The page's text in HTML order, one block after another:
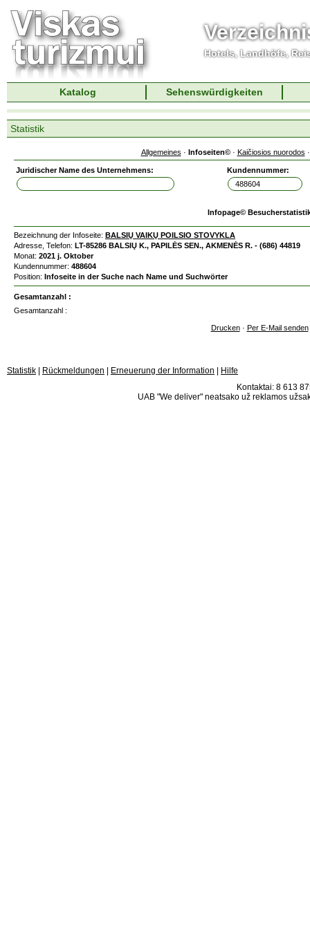
Hotels, Landhöfe,
Katalog Sehenswürdigkeiten
Statistik
Allgemeines · Infoseiten© · Kaičiosios nuorodos
Juridischer Name des Unternehmens: Kundennummer:
Infopage©
Bezeichnung der Infoseite: BALSIŲ VAIKŲ POILSIO STOVYKLA
Adresse, Telefon: LT-85286 BALSIŲ K., PAPILĖS SEN., AKMENĖS R. - (686) 44819
Monat: 2021 j. Oktober
Kundennummer: 488604
Position: Infoseite in der Suche nach Name und Suchwörter
Gesamtanzahl :
Gesamtanzahl :
Drucken· Per E-Mail senden
Statistik Rückmeldungen Erneuerung der Information
Hilfe
Kontaktai: 8 613
UAB "We deliver" neatsako už reklamos